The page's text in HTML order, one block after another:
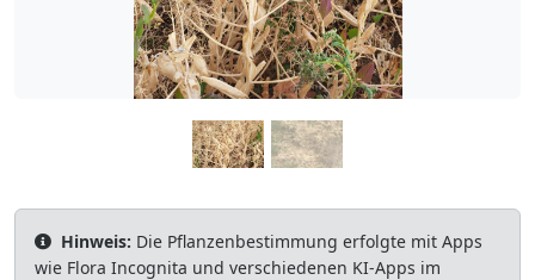
Hinweis: Die Pflanzenbestimmung erfolgte mit Apps
wie Flora Incognita und verschiedenen KI-Apps im